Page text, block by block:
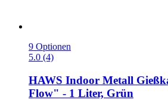
9 Optionen
5.0 (4)
HAWS Indoor Metall
Flow" -​ 1 Liter, Grün